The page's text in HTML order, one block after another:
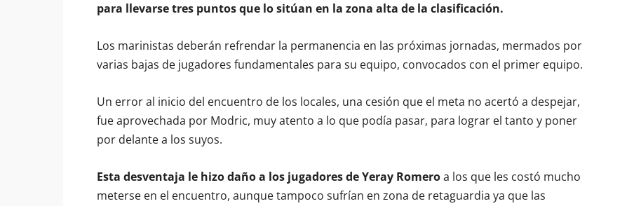
para llevarse tres puntos que lo sitúan en la zona alta de la clasificación.
Los marinistas deberán refrendar la permanencia en las próximas jornadas, mermados por
varias bajas de jugadores fundamentales para su equipo, convocados con el primer equipo.
Un error al inicio del encuentro de los locales, una cesión que el meta no acertó a despejar,
fue aprovechada por Modric, muy atento a lo que podía pasar, para lograr el tanto y poner
por delante a los suyos.
Esta desventaja le hizo daño a los jugadores de Yeray Romeroa los que les costó mucho
meterse en el encuentro, aunque tampoco sufrían en zona de retaguardia ya que las